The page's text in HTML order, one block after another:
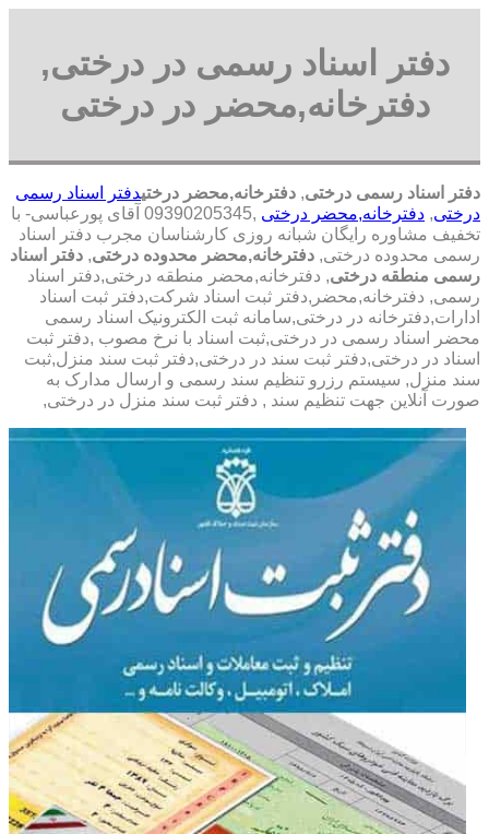
دفتر اسناد رسمی در درختی,
دفترخانه,محضر در درختی
دفتر اسناد رسمی درختی, دفترخانه,محضر درختیدفتر اسناد رسمی
درختی, دفترخانه,محضر درختی
,09390205345 آقای پورعباسی- با
تخفیف مشاوره رايگان شبانه روزی کارشناسان مجرب دفتر اسناد
رسمی محدوده درختی, دفترخانه,محضر محدوده درختی, دفتر اسناد
رسمی منطقه درختی, دفترخانه,محضر منطقه درختی,دفتر اسناد
رسمی, دفترخانه,محضر,دفتر ثبت اسناد شرکت,دفتر ثبت اسناد
ادارات,دفترخانه در درختی,سامانه ثبت الکترونیک اسناد رسمی
محضر اسناد رسمی در درختی,ثبت اسناد با نرخ مصوب ,دفتر ثبت
اسناد در درختی,دفتر ثبت سند در درختی,دفتر ثبت سند منزل,ثبت
سند منزل, سیستم رزرو تنظیم سند رسمی و ارسال مدارک به
صورت آنلاین جهت تنظیم سند , دفتر ثبت سند منزل در درختی,